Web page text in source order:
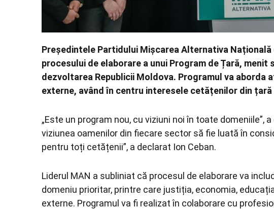
Președintele Partidului Mișcarea Alternativa Națională
procesului de elaborare a unui Program de Țară,
dezvoltarea Republicii Moldova. Programul va
externe, având în centru interesele cetățenilor din țară
„Este un program nou, cu viziuni noi în toate domeniile”,
viziunea oamenilor din fiecare sector să fie luată în
pentru toți cetățenii”, a declarat Ion Ceban.
Liderul MAN a subliniat că procesul de elaborare va
domeniu prioritar, printre care justiția, economia,
externe. Programul va fi realizat în colaborare cu